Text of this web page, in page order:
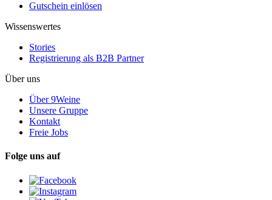
Gutschein einlösen
Wissenswertes
Stories
Registrierung als B2B Partner
Über uns
Über 9Weine
Unsere Gruppe
Kontakt
Freie Jobs
Folge uns auf